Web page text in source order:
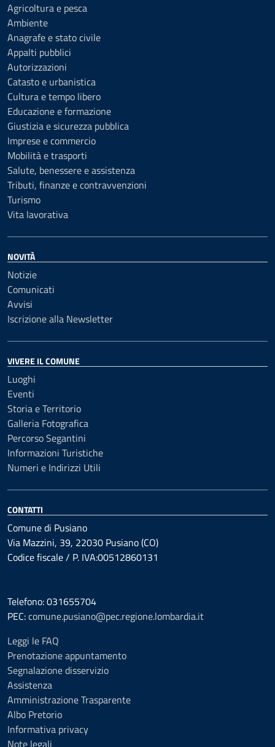
Agricoltura e pesca
Ambiente
Anagrafe e stato civile
Appalti pubblici
Autorizzazioni
Catasto e urbanistica
Cultura e tempo libero
Educazione e formazione
Giustizia e sicurezza pubblica
Imprese e commercio
Mobilità e trasporti
Salute, benessere e assistenza
Tributi, finanze e contravvenzioni
Turismo
Vita lavorativa
NOVITÀ
Notizie
Comunicati
Avvisi
Iscrizione alla Newsletter
VIVERE IL COMUNE
Luoghi
Eventi
Storia e Territorio
Galleria Fotografica
Percorso Segantini
Informazioni Turistiche
Numeri e Indirizzi Utili
CONTATTI
Comune di Pusiano
Via Mazzini, 39, 22030 Pusiano (CO)
Codice fiscale / P. IVA:00512860131
Telefono: 031655704
PEC:comune.pusiano@pec.regione.lombardia.it
Leggi le FAQ
Prenotazione appuntamento
Segnalazione disservizio
Assistenza
Amministrazione Trasparente
Albo Pretorio
Informativa privacy
Note legali